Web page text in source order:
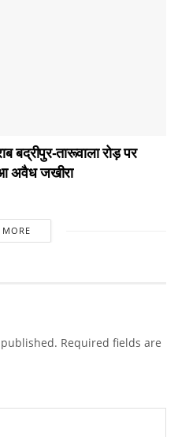
बद्रीपुर-तारूवाला रोड़ पर
अवैध जखीरा
Required fields are